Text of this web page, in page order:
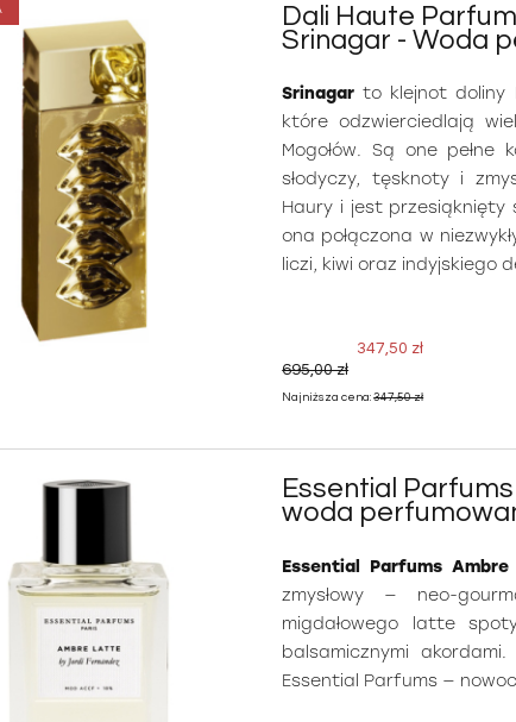
Dali Haute
Srinagar - Woda
Srinagar to klejnot doliny
które odzwierciedlają
Mogołów. Są one
słodyczy, tęsknoty i
Haury i jest przesiąknięty
ona połączona w
liczi, kiwi oraz indyjskiego
347,50 zł
695,00 zł
Najniższa cena:347,50 zł
Essential
woda
Essential Parfums
zmysłowy — neo-
migdałowego latte
balsamicznymi
Essential Parfums —